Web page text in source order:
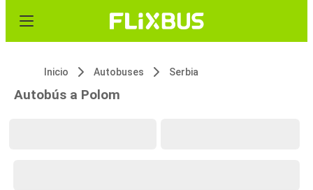
Inicio Autobuses Serbia
Autobús a Polom